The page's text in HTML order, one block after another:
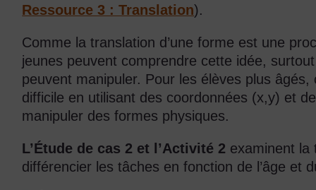
Ressource 3 : Translation).
Comme la translation d’une forme est une
jeunes peuvent comprendre cette idée,
peuvent manipuler. Pour les élèves plus
difficile en utilisant des coordonnées (x,y) et
manipuler des formes physiques.
L’Étude de cas 2 et l’Activité 2 examinent la
différencier les tâches en fonction de l’âge et